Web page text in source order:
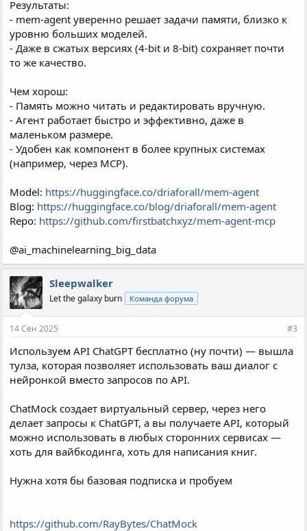
Результаты:
- mem-agent уверенно решает задачи памяти, близко к
уровню больших моделей.
- Даже в сжатых версиях (4-bit и 8-bit) сохраняет почти
то же качество.
Чем хорош:
- Память можно читать и редактировать вручную.
- Агент работает быстро и эффективно, даже в
маленьком размере.
- Удобен как компонент в более крупных системах
(например, через MCP).
Model: https://huggingface.co/driaforall/mem-agent
Blog: https://huggingface.co/blog/driaforall/mem-agent
Repo: https://github.com/firstbatchxyz/mem-agent-mcp
@ai_machinelearning_big_data
Sleepwalker
Let the galaxy burn Команда форума
14 Сен 2025 #3
Используем API ChatGPT бесплатно (ну почти) — вышла
тулза, которая позволяет использовать ваш диалог с
нейронкой вместо запросов по API.
ChatMock создает виртуальный сервер, через него
делает запросы к ChatGPT, а вы получаете API, который
можно использовать в любых сторонних сервисах —
хоть для вайбкодинга, хоть для написания книг.
Нужна хотя бы базовая подписка и пробуем
https://github.com/RayBytes/ChatMock